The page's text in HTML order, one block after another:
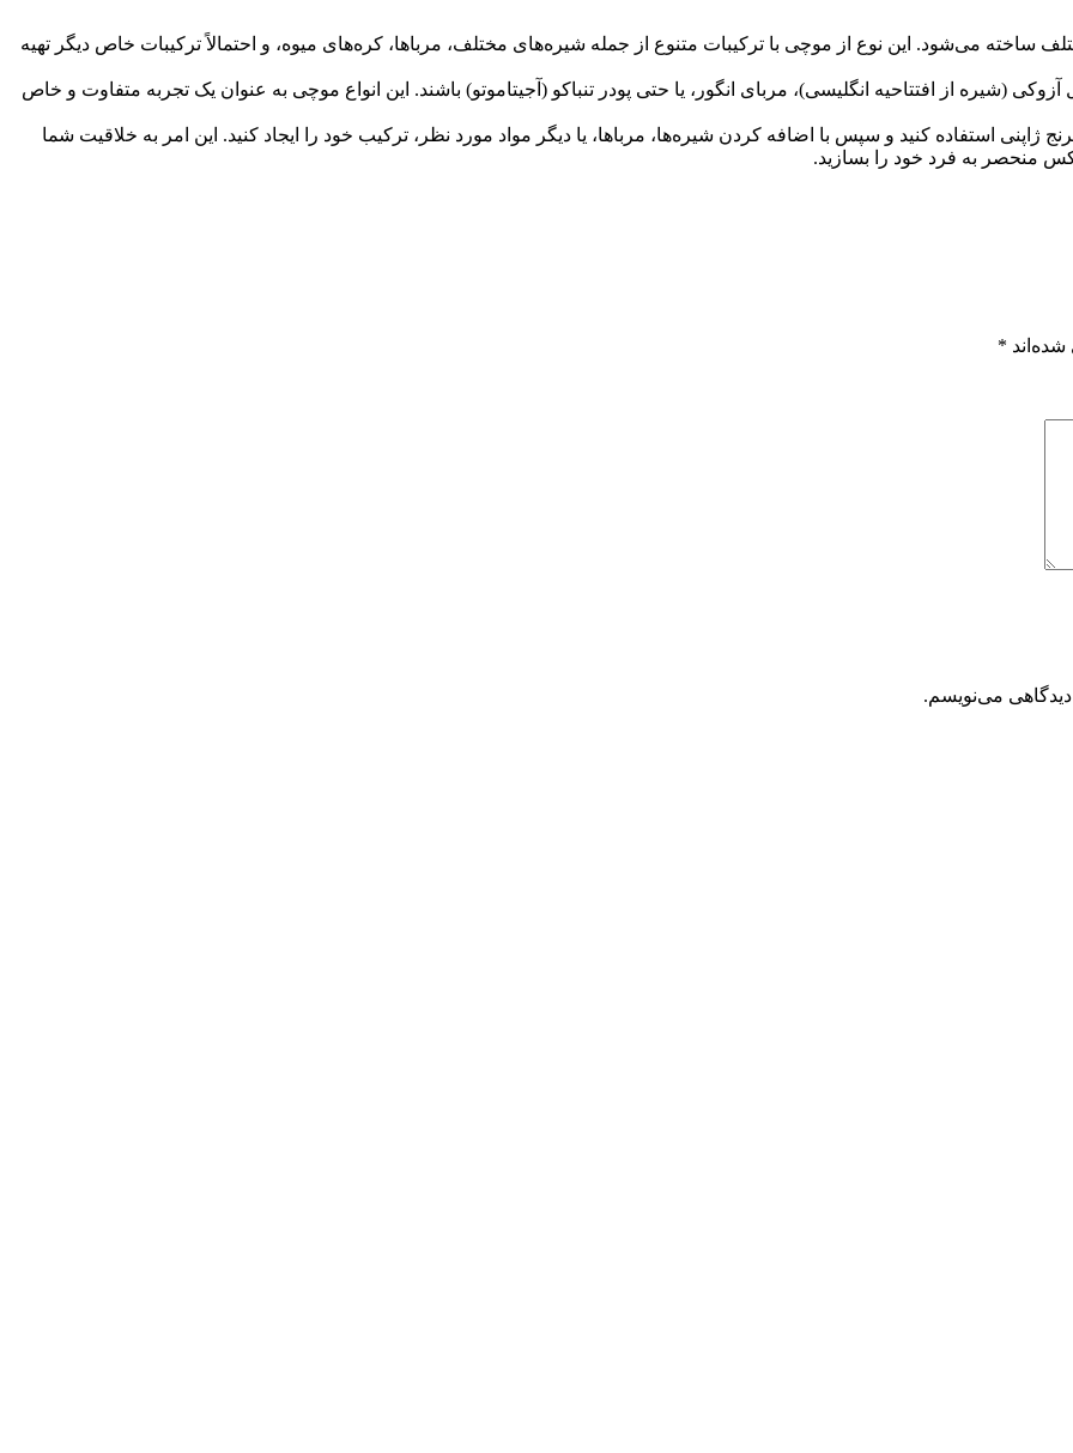
می‌شود. این نوع از موچی با ترکیبات متنوع از جمله شیره‌های مختلف، مرباها، کره‌های میوه، و احتمالاً ترکیبات خاص دیگر تهیه
(شیره از افتتاحیه انگلیسی)، مربای انگور، یا حتی پودر تنباکو (آجیتاموتو) باشند. این انواع موچی به عنوان یک تجربه متفاوت و خاص
ژاپنی استفاده کنید و سپس با اضافه کردن شیره‌ها، مرباها، یا دیگر مواد مورد نظر، ترکیب خود را ایجاد کنید. این امر به خلاقیت شما
منحصر به فرد خود را بسازید.
*
دیدگاهی می‌نویسم.